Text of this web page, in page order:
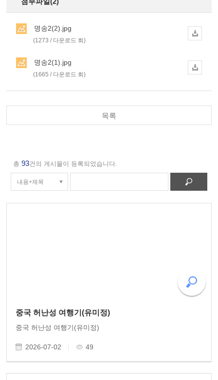
명송2(2).jpg
(1273 / 다운로드 회)
명송2(1).jpg
(1665 / 다운로드 회)
목록
총93건의 게시물이 등록되었습니다.
중국 허난성 여행기(유미정)
중국 허난성 여행기(유미정)
2026-07-02 49